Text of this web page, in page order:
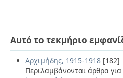
Αυτό το τεκμήριο
Αρχιμήδης, 1915-1918 [182]
Περιλαμβάνονται άρθρα